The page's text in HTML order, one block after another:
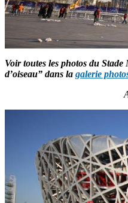
Voir toutes les photos du
d’oiseau” dans la galerie